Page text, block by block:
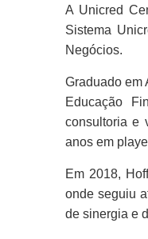
A Unicred
Sistema
Negócios.
Graduado em
Educação
consultoria e
anos em
Em 2018,
onde seguiu
de sinergia e